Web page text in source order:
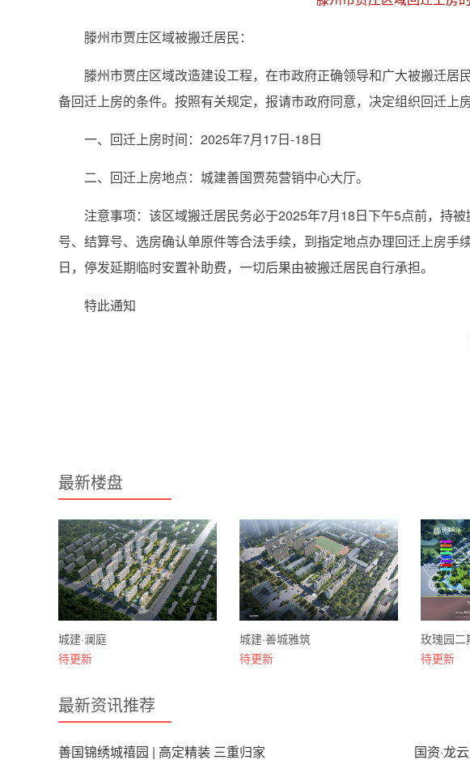
滕州市贾庄区域被搬迁居民：
滕州市贾庄区域改造建设工程，在市政府正确领导和广大被搬迁居
备回迁上房的条件。按照有关规定，报请市政府同意，决定组织回迁上
一、回迁上房时间：2025年7月17日-18日
二、回迁上房地点：城建善国贾苑营销中心大厅。
注意事项：该区域搬迁居民务必于2025年7月18日下午5点前，持被
号、结算号、选房确认单原件等合法手续，到指定地点办理回迁上房手
日，停发延期临时安置补助费，一切后果由被搬迁居民自行承担。
特此通知
最新楼盘
城建·澜庭
待更新
城建·善城雅筑
待更新
玫瑰园二
待更新
最新资讯推荐
善国锦绣城禧园 | 高定精装 三重归家 国资·龙